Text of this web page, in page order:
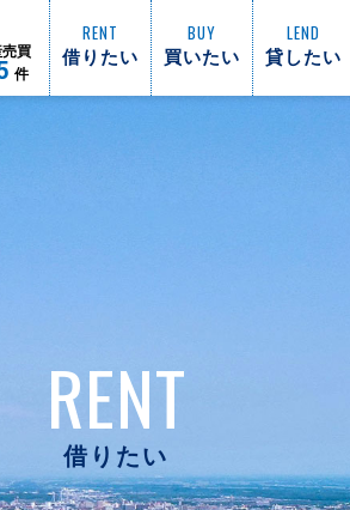
売買
件
RENT
借りたい
BUY
買いたい
LEND
貸したい
RENT
借りたい